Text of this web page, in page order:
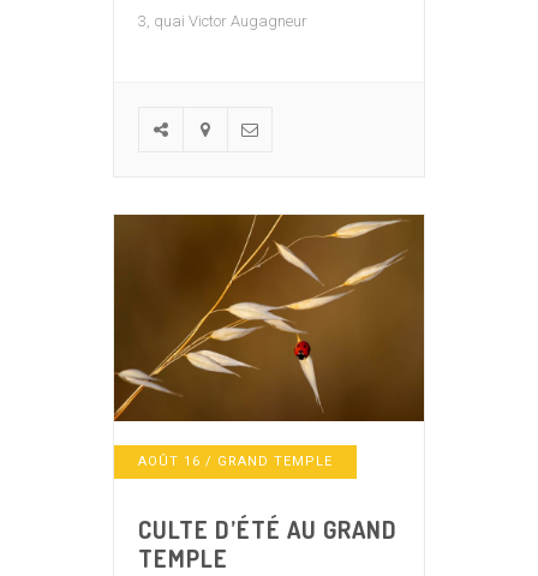
3, quai Victor Augagneur
AOÛT 16 / GRAND TEMPLE
CULTE D’ÉTÉ AU GRAND
TEMPLE